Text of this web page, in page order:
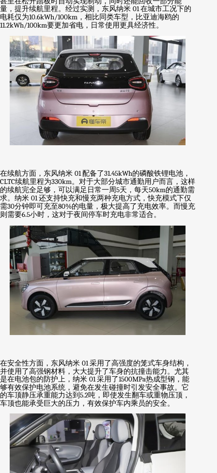
量，提升续航里程。经过实测，东风纳米 01在城市工况下的
电耗仅为10.6kWh/100km ，相比同类车型，比亚迪海鸥的
11.2kWh/100km要更加省电，日常使用更具经济性。
在续航方面，东风纳米 01配备了31.45kWh的磷酸铁锂电池，
CLTC续航里程为330km。对于大部分城市通勤用户而言，这样
的续航完全足够，可以满足日常一周5天，每天50km的通勤需
求。纳米 01还支持快充和慢充两种充电方式，快充模式下仅
需30分钟即可充至80%的电量，极大提高了充电效率。而慢充
则需要6.5小时，这对于夜间停车时充电非常适合。
在安全性方面，东风纳米 01采用了高强度的笼式车身结构，
并使用了高强钢材料，大大提升了车身的抗撞击能力。尤其
是在电池包的防护上，纳米 01采用了1500MPa热成型钢，能
够有效保护电池系统，避免在发生碰撞时引发安全事故。它
的车顶静压承重能力达到 5.2吨，即使发生翻车或重物压顶，
车顶也能承受巨大的压力，有效保护车内乘员的安全。